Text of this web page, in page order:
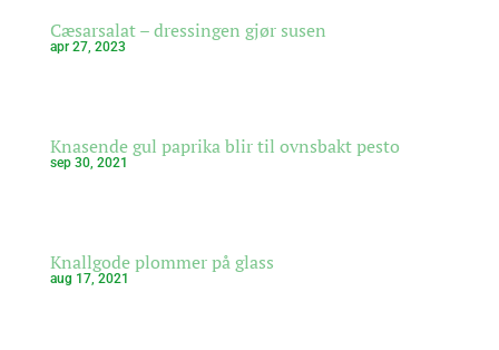
Cæsarsalat – dressingen gjør susen
apr 27, 2023
Knasende gul paprika blir til ovnsbakt pesto
sep 30, 2021
Knallgode plommer på glass
aug 17, 2021